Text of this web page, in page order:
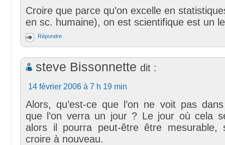
Croire que parce qu’on excelle en
en sc. humaine), on est scientifique est un
Répondre
steve Bissonnette dit :
14 février 2006 à 7 h 19 min
Alors, qu’est-ce que l’on ne voit pas
que l’on verra un jour ? Le jour où cela
alors il pourra peut-être être mesurable,
croire à nouveau.